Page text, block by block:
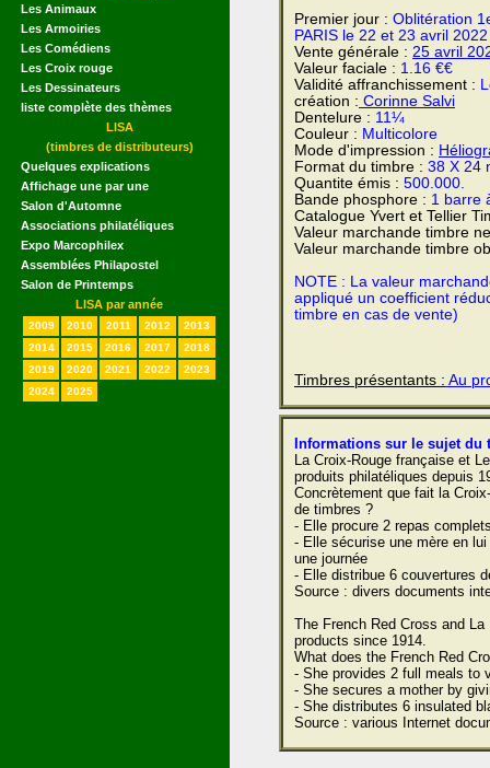
Les Animaux
Les Armoiries
Les Comédiens
Les Croix rouge
Les Dessinateurs
liste complète des thèmes
LISA
(timbres de distributeurs)
Quelques explications
Affichage une par une
Salon d'Automne
Associations philatéliques
Expo Marcophilex
Assemblées Philapostel
Salon de Printemps
LISA par année
2009 2010 2011 2012
2013
2014
2015 2016 2017
2018
2019
2020 2021 2022
2023
2024
2025
Premier jour : Oblitération
PARIS le 22 et 23 avril 2022
Vente générale : 25 avril
Valeur faciale : 1.16 €€
Validité affranchissement :
création : Corinne Salvi
Dentelure : 11¼
Couleur : Multicolore
Mode d'impression :
Format du timbre : 38 X 24
Quantite émis : 500.000.
Bande phosphore : 1 barre
Catalogue Yvert et Tellier
Valeur marchande timbre
Valeur marchande timbre
NOTE : La valeur
appliqué un coefficient
timbre en cas de vente)
Timbres présentants : Au
Informations sur le sujet du
La Croix-Rouge française et
produits philatéliques depuis
Concrètement que fait la
de timbres ?
- Elle procure 2 repas
- Elle sécurise une mère en
une journée
- Elle distribue 6 couvertures
Source : divers documents
The French Red Cross and
products since 1914.
What does the French Red
- She provides 2 full meals to
- She secures a mother by
- She distributes 6 insulated
Source : various Internet